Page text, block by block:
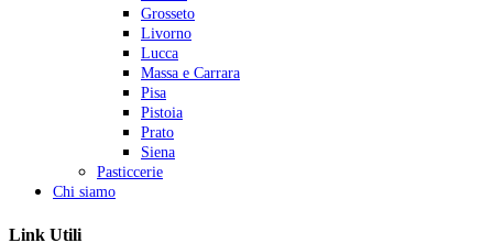
Grosseto
Livorno
Lucca
Massa e Carrara
Pisa
Pistoia
Prato
Siena
Pasticcerie
Chi siamo
Link Utili